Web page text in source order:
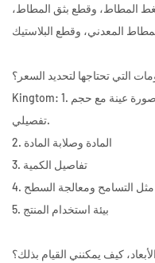
المطاط، وقطع بثق المطاط،
Kingtom: 1. رسم ثنائي الأبعاد/ثلاثي الأبعاد، أو صورة عينة مع حجم
تفصيلي.
2. المادة وصلابة المادة
3. تفاصيل الكمية
5. بيئة استخدام المنتج